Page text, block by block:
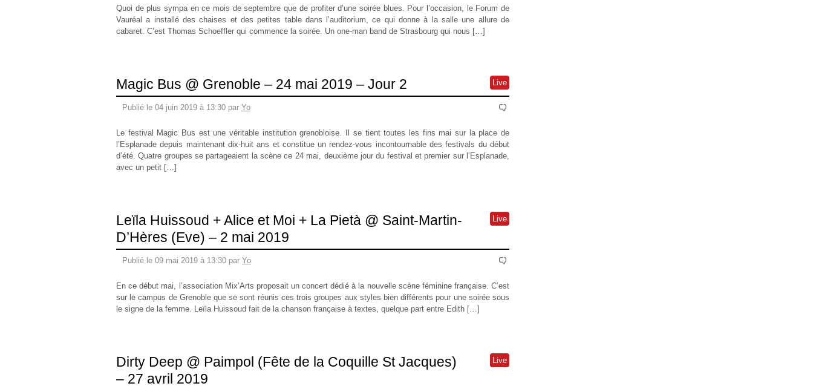
Quoi de plus sympa en ce mois de septembre que de profiter d’une soirée blues. Pour l’occasion, le Forum de
Vauréal a installé des chaises et des petites table dans l’auditorium, ce qui donne à la salle une allure de
cabaret. C’est Thomas Schoeffler qui commence la soirée. Un one-man band de Strasbourg qui nous […]
Magic Bus @ Grenoble – 24 mai 2019 – Jour 2 Live
Publié le 04 juin 2019 à 13:30 par Yo
Le festival Magic Bus est une véritable institution grenobloise. Il se tient toutes les fins mai sur la place de
l’Esplanade depuis maintenant dix-huit ans et constitue un rendez-vous incontournable des festivals du début
d’été. Quatre groupes se partageaient la scène ce 24 mai, deuxième jour du festival et premier sur l’Esplanade,
avec un petit […]
Leïla Huissoud + Alice et Moi + La Pietà @ Saint-Martin-
D’Hères (Eve) – 2 mai 2019
Live
Publié le 09 mai 2019 à 13:30 par Yo
En ce début mai, l’association Mix’Arts proposait un concert dédié à la nouvelle scène féminine française. C’est
sur le campus de Grenoble que se sont réunis ces trois groupes aux styles bien différents pour une soirée sous
le signe de la femme. Leïla Huissoud fait de la chanson française à textes, quelque part entre Edith […]
Dirty Deep @ Paimpol (Fête de la Coquille St Jacques)
– 27 avril 2019
Live